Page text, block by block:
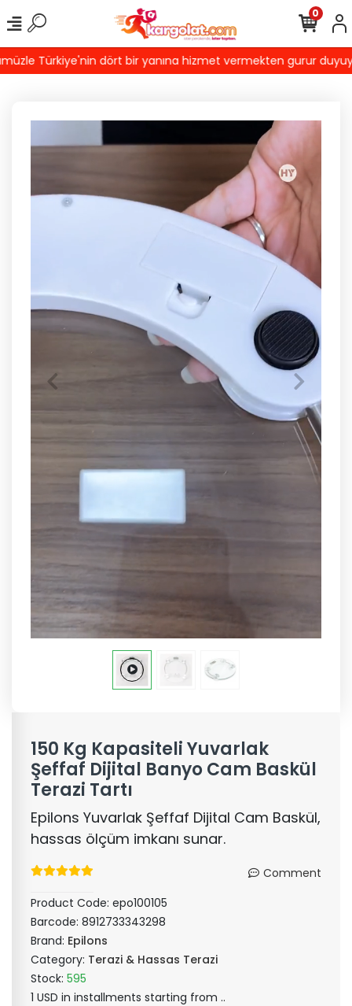
Türkiye'nin dört bir yanına hizmet vermekten gurur
0
150 Kg Kapasiteli Yuvarlak
Şeffaf Dijital Banyo Cam Baskül
Terazi Tartı
Epilons Yuvarlak Şeffaf Dijital Cam Baskül,
hassas ölçüm imkanı sunar.
Comment
Product Code: epo100105
Barcode: 8912733343298
Brand: Epilons
Category: Terazi & Hassas Terazi
Stock: 595
1 USD in installments starting from ..